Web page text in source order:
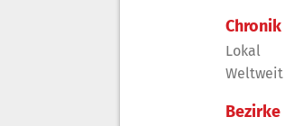
Chronik
Lokal
Weltweit
Bezirke